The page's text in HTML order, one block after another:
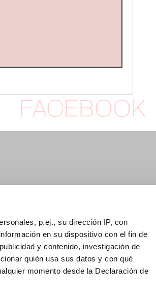
p.ej., su dirección IP, con
en su dispositivo con el fin de
y contenido, investigación de
quién usa sus datos y con qué
momento desde la Declaración de
FACEBOOK